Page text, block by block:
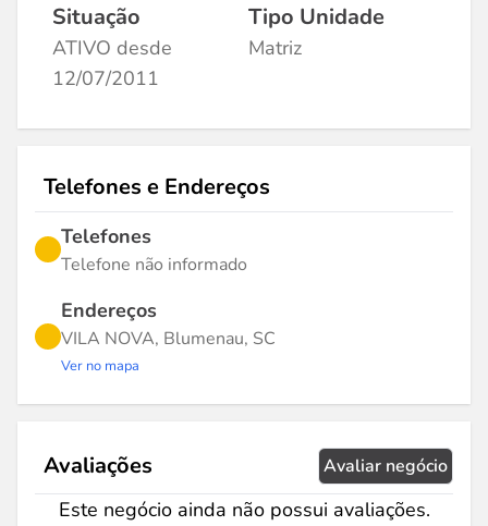
Situação
ATIVO desde
12/07/2011
Tipo Unidade
Matriz
Telefones e Endereços
Telefones
Telefone não informado
Endereços
VILA NOVA, Blumenau, SC
Ver no mapa
Avaliações Avaliar negócio
Este negócio ainda não possui avaliações.